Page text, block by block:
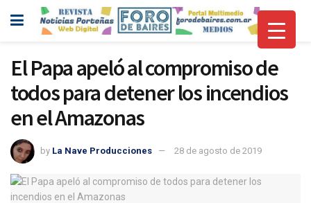
El Papa apeló al compromiso de
todos para detener los incendios
en el Amazonas
by La Nave Producciones 28 de agosto de 2019